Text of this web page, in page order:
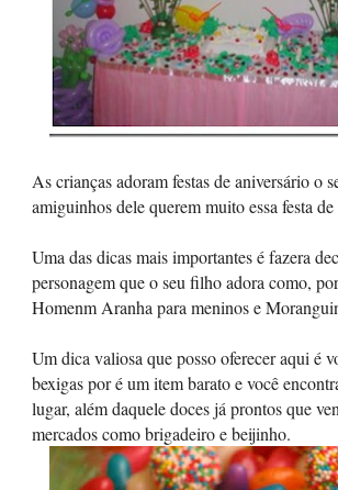
As crianças adoram festas de aniversário o
amiguinhos dele querem muito essa festa
Uma das dicas mais importantes é fazera
personagem que o seu filho adora como,
Homenm Aranha para meninos e
Um dica valiosa que posso oferecer aqui é
bexigas por é um item barato e você
lugar, além daquele doces já prontos que
mercados como brigadeiro e beijinho.